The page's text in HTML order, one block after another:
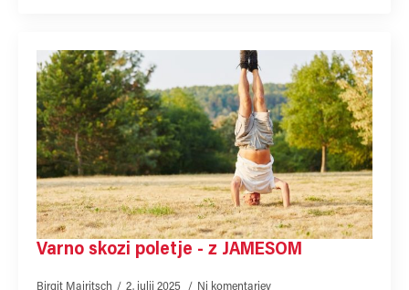
Varno skozi poletje - z JAMESOM
Birgit Mairitsch 2. julij 2025 Ni komentarjev